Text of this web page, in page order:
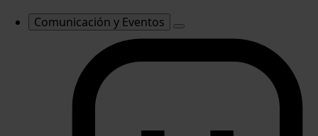
Comunicación y Eventos